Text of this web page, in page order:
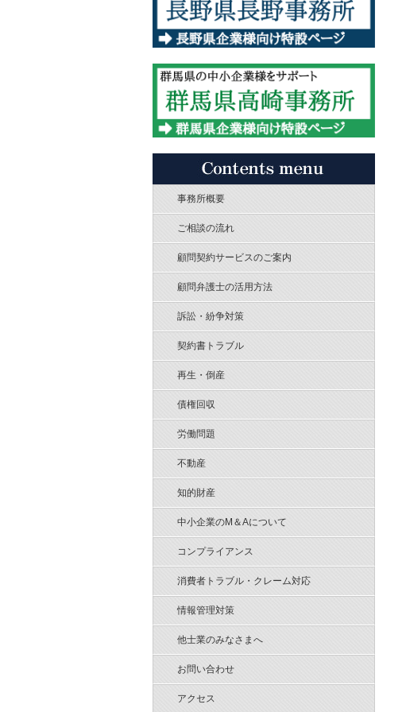
事務所概要
ご相談の流れ
顧問契約サービスのご案内
顧問弁護士の活用方法
訴訟・紛争対策
契約書トラブル
再生・倒産
債権回収
労働問題
不動産
知的財産
中小企業のM＆Aについて
コンプライアンス
消費者トラブル・クレーム対応
情報管理対策
他士業のみなさまへ
お問い合わせ
アクセス